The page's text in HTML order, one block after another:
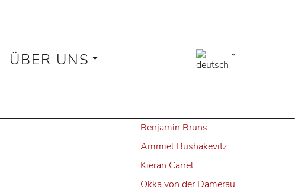
ÜBER UNS
Benjamin Bruns
Ammiel Bushakevitz
Kieran Carrel
Okka von der Damerau